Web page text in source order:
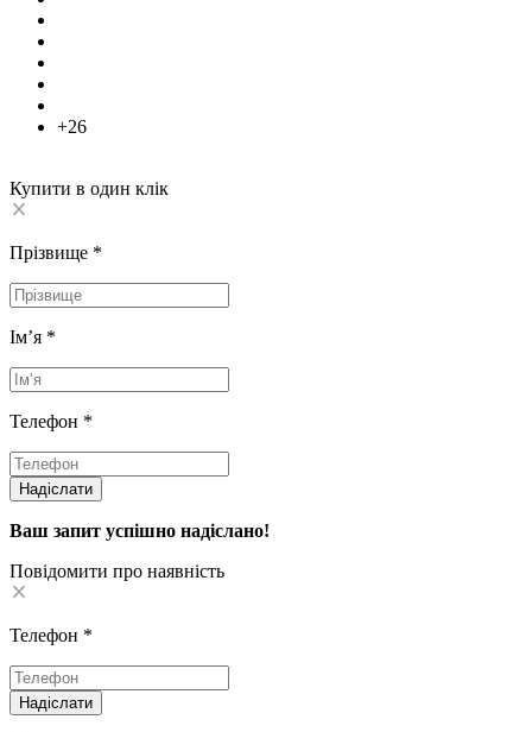
+26
Купити в один клік
Прізвище *
Імʼя *
Телефон *
Надіслати
Ваш запит успішно надіслано!
Повідомити про наявність
Телефон *
Надіслати